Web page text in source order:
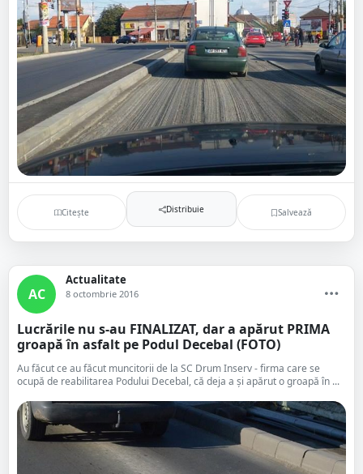
Citește Distribuie Salvează
AC
Actualitate
8 octombrie 2016
Lucrările nu s-au FINALIZAT, dar a apărut PRIMA
groapă în asfalt pe Podul Decebal (FOTO)
Au făcut ce au făcut muncitorii de la SC Drum Inserv - firma care se
ocupă de reabilitarea Podului Decebal, că deja a și apărut o groapă în ...